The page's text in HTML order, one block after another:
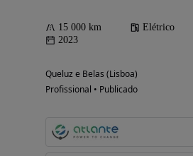
15 000 km Elétrico
2023
Queluz e Belas (Lisboa)
Profissional • Publicado